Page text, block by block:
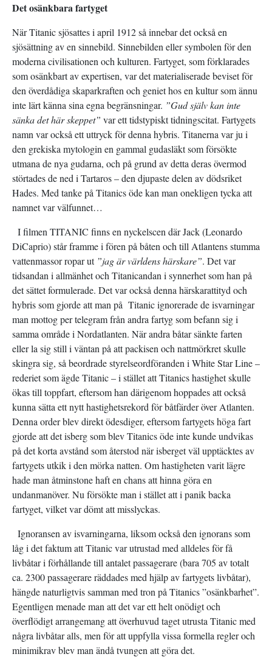
Det osänkbara fartyget
När Titanic sjösattes i april 1912 så innebar det också en
sjösättning av en sinnebild. Sinnebilden eller symbolen för den
moderna civilisationen och kulturen. Fartyget, som förklarades
som osänkbart av expertisen, var det materialiserade beviset för
den överdådiga skaparkraften och geniet hos en kultur som ännu
inte lärt känna sina egna begränsningar. ”Gud själv kan inte
sänka det här skeppet” var ett tidstypiskt tidningscitat. Fartygets
namn var också ett uttryck för denna hybris. Titanerna var ju i
den grekiska mytologin en gammal gudasläkt som försökte
utmana de nya gudarna, och på grund av detta deras övermod
störtades de ned i Tartaros – den djupaste delen av dödsriket
Hades. Med tanke på Titanics öde kan man onekligen tycka att
namnet var välfunnet…
I filmen TITANIC finns en nyckelscen där Jack (Leonardo
DiCaprio) står framme i fören på båten och till Atlantens stumma
vattenmassor ropar ut ”jag är världens härskare”. Det var
tidsandan i allmänhet och Titanicandan i synnerhet som han på
det sättet formulerade. Det var också denna härskarattityd och
hybris som gjorde att man på Titanic ignorerade de isvarningar
man mottog per telegram från andra fartyg som befann sig i
samma område i Nordatlanten. När andra båtar sänkte farten
eller la sig still i väntan på att packisen och nattmörkret skulle
skingra sig, så beordrade styrelseordföranden i White Star Line –
rederiet som ägde Titanic – i stället att Titanics hastighet skulle
ökas till toppfart, eftersom han därigenom hoppades att också
kunna sätta ett nytt hastighetsrekord för båtfärder över Atlanten.
Denna order blev direkt ödesdiger, eftersom fartygets höga fart
gjorde att det isberg som blev Titanics öde inte kunde undvikas
på det korta avstånd som återstod när isberget väl upptäcktes av
fartygets utkik i den mörka natten. Om hastigheten varit lägre
hade man åtminstone haft en chans att hinna göra en
undanmanöver. Nu försökte man i stället att i panik backa
fartyget, vilket var dömt att misslyckas.
Ignoransen av isvarningarna, liksom också den ignorans som
låg i det faktum att Titanic var utrustad med alldeles för få
livbåtar i förhållande till antalet passagerare (bara 705 av totalt
ca. 2300 passagerare räddades med hjälp av fartygets livbåtar),
hängde naturligtvis samman med tron på Titanics ”osänkbarhet”.
Egentligen menade man att det var ett helt onödigt och
överflödigt arrangemang att överhuvud taget utrusta Titanic med
några livbåtar alls, men för att uppfylla vissa formella regler och
minimikrav blev man ändå tvungen att göra det.